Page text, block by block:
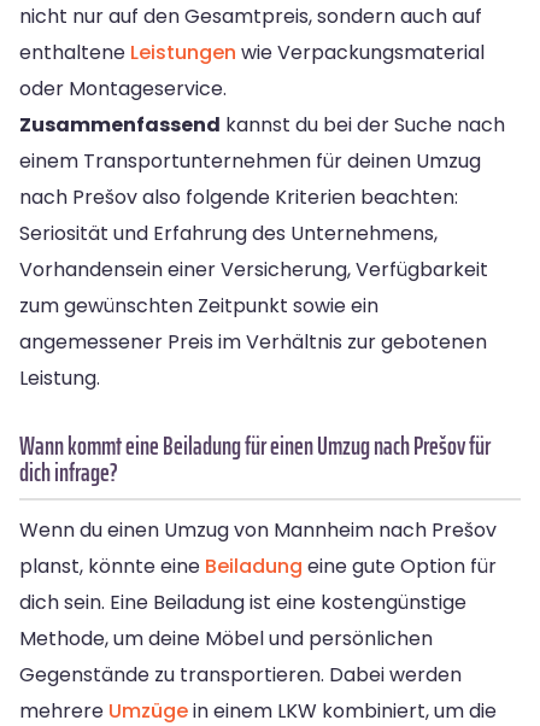
nicht nur auf den Gesamtpreis, sondern auch auf
enthaltene Leistungen wie Verpackungsmaterial
oder Montageservice.
Zusammenfassend kannst du bei der Suche nach
einem Transportunternehmen für deinen Umzug
nach Prešov also folgende Kriterien beachten:
Seriosität und Erfahrung des Unternehmens,
Vorhandensein einer Versicherung, Verfügbarkeit
zum gewünschten Zeitpunkt sowie ein
angemessener Preis im Verhältnis zur gebotenen
Leistung.
Wann kommt eine Beiladung für einen Umzug nach Prešov für
dich infrage?
Wenn du einen Umzug von Mannheim nach Prešov
planst, könnte eine Beiladung eine gute Option für
dich sein. Eine Beiladung ist eine kostengünstige
Methode, um deine Möbel und persönlichen
Gegenstände zu transportieren. Dabei werden
mehrere Umzügein einem LKW kombiniert, um die